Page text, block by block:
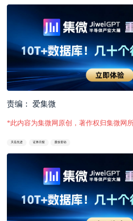
责编： 爱集微
*此内容为集微网原创，著作权归集微网
天岳先进 证券月报 股份变动